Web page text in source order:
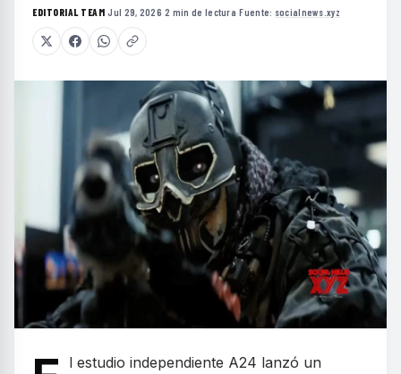
EDITORIAL TEAM·Jul 29, 2026·2 min de lectura·Fuente: socialnews.xyz
l estudio independiente A24 lanzó un